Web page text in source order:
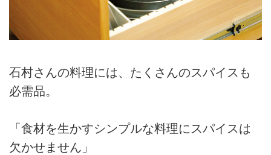
石村さんの料理には、たくさんのスパイスも
必需品。
「食材を生かすシンプルな料理にスパイスは
欠かせません」